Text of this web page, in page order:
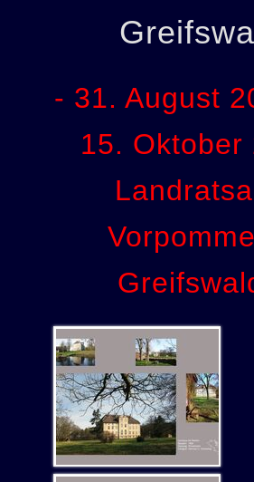
- 31. August
15. Oktober